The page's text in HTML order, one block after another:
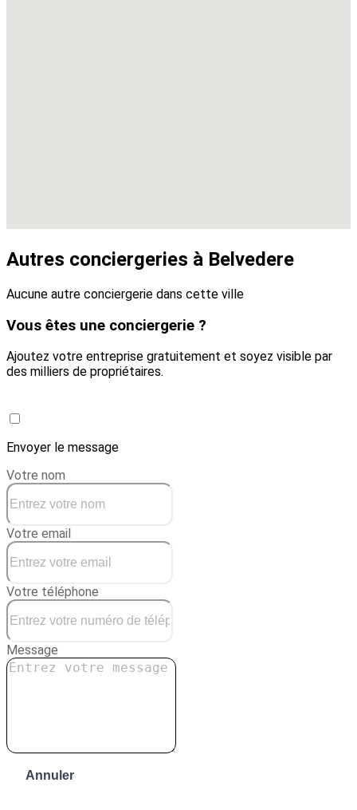
Autres conciergeries à Belvedere
Aucune autre conciergerie dans cette ville
Vous êtes une conciergerie ?
Ajoutez votre entreprise gratuitement et soyez visible par
des milliers de propriétaires.
Envoyer le message
Votre nom
Votre email
Votre téléphone
Message
Annuler